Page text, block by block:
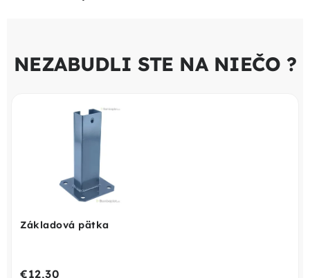
NEZABUDLI STE NA NIEČO ?
Základová pätka
€12,30